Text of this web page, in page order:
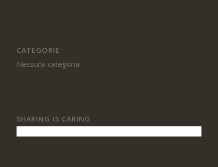
CATEGORIE
Nessuna categoria
SHARING IS CARING